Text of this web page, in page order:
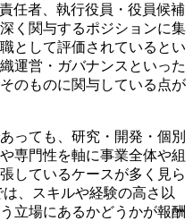
任者、執行役員・役員候補
く関与するポジションに集
として評価されているとい
運営・ガバナンスといった
のものに関与している点が
っても、研究・開発・個別
専門性を軸に事業全体や組
しているケースが多く見ら
、スキルや経験の高さ以
立場にあるかどうかが報酬